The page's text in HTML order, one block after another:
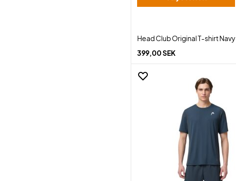
Head Club Original T-shirt Navy
399,00 SEK